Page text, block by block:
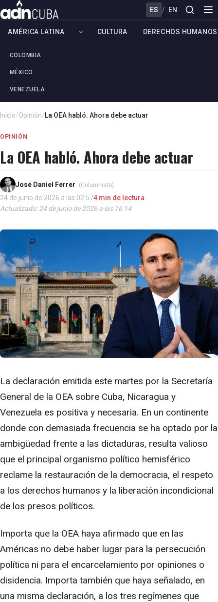
ES / EN
AMÉRICA LATINA
COLOMBIA
MÉXICO
VENEZUELA
CULTURA DERECHOS HUMANOS
Inicio/Opinión/La OEA habló. Ahora debe actuar
OPINIÓN
La OEA habló. Ahora debe actuar
José Daniel Ferrer (Columnista)
24 de junio de 2026 a las 02:574 min de lectura
Actualizado: 24 de junio de 2026 a las 16:14
La declaración emitida este martes por la Secretaría
General de la OEA sobre Cuba, Nicaragua y
Venezuela es positiva y necesaria. En un continente
donde con demasiada frecuencia se ha optado por la
ambigüedad frente a las dictaduras, resulta valioso
que el principal organismo político hemisférico
reclame la restauración de la democracia, el respeto
a los derechos humanos y la liberación incondicional
de los presos políticos.
Importa que la OEA haya afirmado que en las
Américas no debe haber lugar para la persecución
política ni para el encarcelamiento por opiniones o
disidencia. Importa también que haya señalado, en
una misma declaración, a los tres regímenes que